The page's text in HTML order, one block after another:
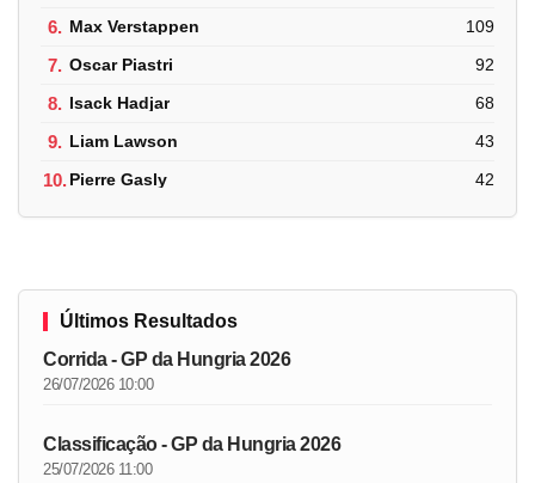
6. Max Verstappen 109
7. Oscar Piastri 92
8. Isack Hadjar 68
9. Liam Lawson 43
10.Pierre Gasly 42
Últimos Resultados
Corrida - GP da Hungria 2026
26/07/2026 10:00
Classificação - GP da Hungria 2026
25/07/2026 11:00